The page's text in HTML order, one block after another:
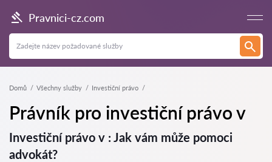
Pravnici-cz.com
Domů Všechny služby Investiční právo
Právník pro investiční právo v
Investiční právo v : Jak vám může pomoci
advokát?